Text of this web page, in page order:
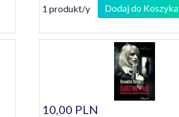
1 produkt/y Dodaj do Koszyka
10,00 PLN